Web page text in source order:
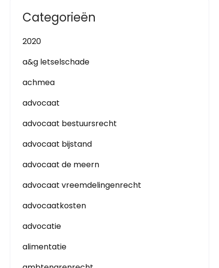
Categorieën
2020
a&g letselschade
achmea
advocaat
advocaat bestuursrecht
advocaat bijstand
advocaat de meern
advocaat vreemdelingenrecht
advocaatkosten
advocatie
alimentatie